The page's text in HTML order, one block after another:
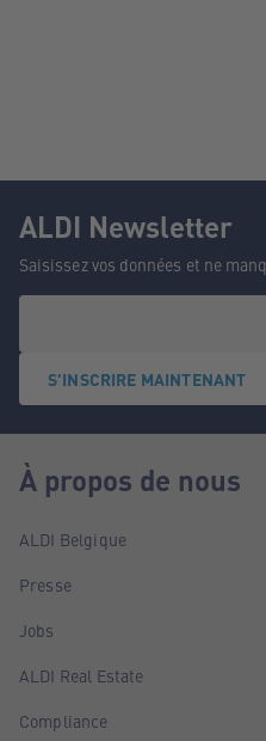
ALDI Newsletter
Saisissez vos données et ne
S'INSCRIRE MAINTENANT
À propos de nous
ALDI Belgique
Presse
Jobs
ALDI Real Estate
Compliance